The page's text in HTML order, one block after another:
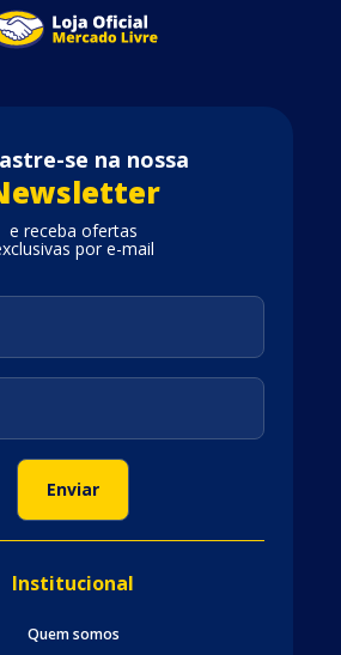
se na nossa
e receba ofertas
por e-mail
Institucional
Quem somos